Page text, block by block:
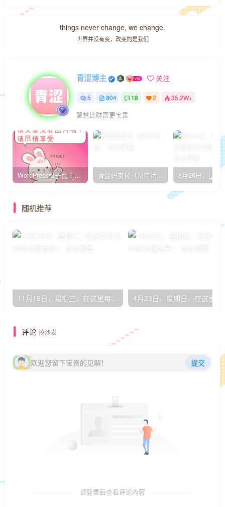
things never change, we change.
世界并没有变，改变的是我们
青涩博主 关注
5 804 18 2 35.2W+
智慧比财富更宝贵
WordPress和子比主题模板&网站美化方法教程-已更新到:23-01-8 青涩码支付（新年活动）
随机推荐
11月16日，星期三，在这里每天60秒读懂世界！
评论 抢沙发
欢迎您留下宝贵的见解！ 提交
请登录后查看评论内容